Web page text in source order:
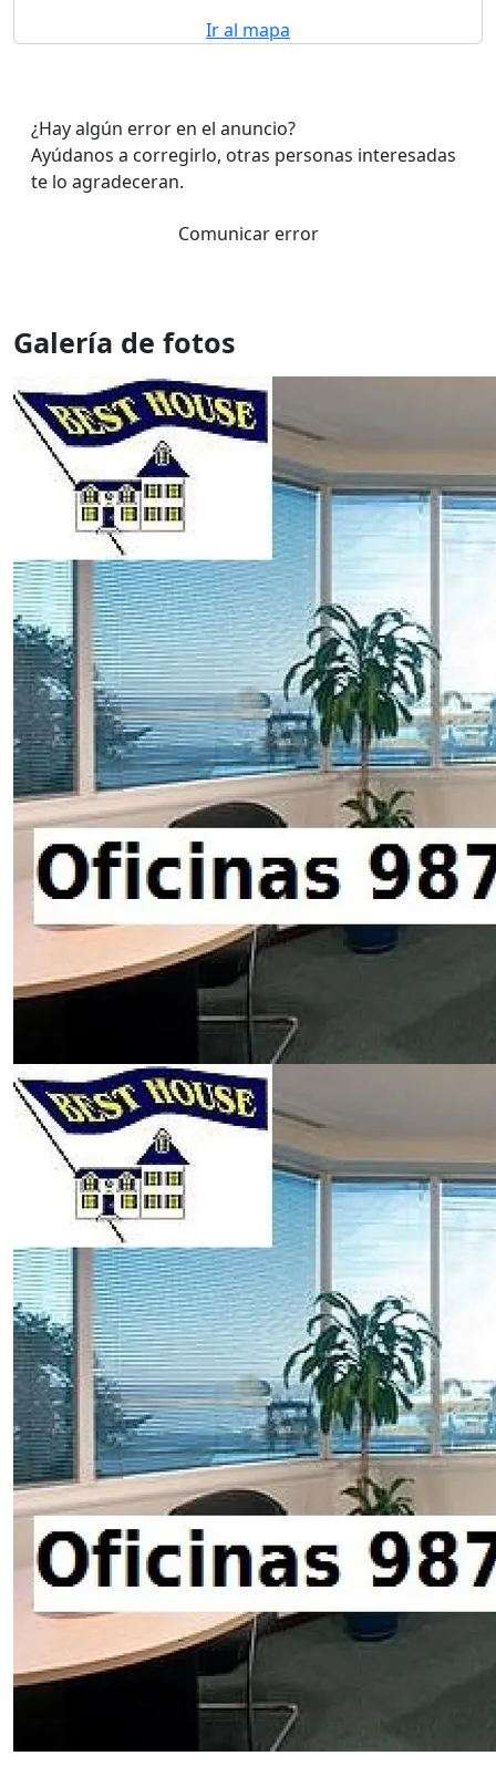
Ir al mapa
¿Hay algún error en el anuncio?
Ayúdanos a corregirlo, otras personas interesadas
te lo agradeceran.
Comunicar error
Galería de fotos